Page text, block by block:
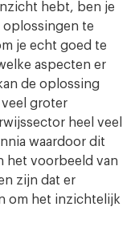
hebt, ben je
oplossingen te
je echt goed te
aspecten er
de oplossing
groter
heel veel
waardoor dit
het voorbeeld van
zijn dat er
om het inzichtelijk